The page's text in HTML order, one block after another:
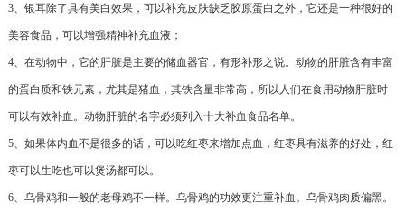
3、银耳除了具有美白效果，可以补充皮肤缺乏胶原蛋白之外，它还是一种很好的
美容食品，可以增强精神补充血液；
4、在动物中，它的肝脏是主要的储血器官，有形补形之说。动物的肝脏含有丰富
的蛋白质和铁元素，尤其是猪血，其铁含量非常高，所以人们在食用动物肝脏时
可以有效补血。动物肝脏的名字必须列入十大补血食品名单。
5、如果体内血不是很多的话，可以吃红枣来增加点血，红枣具有滋养的好处，红
枣可以生吃也可以煲汤都可以。
6、乌骨鸡和一般的老母鸡不一样。乌骨鸡的功效更注重补血。乌骨鸡肉质偏黑。